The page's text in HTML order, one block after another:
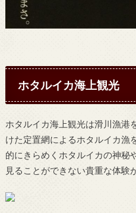
ホタルイカ海上観光
ホタルイカ海上観光は滑川漁港
けた定置網によるホタルイカ漁
的にきらめくホタルイカの神秘
見ることができない貴重な体験